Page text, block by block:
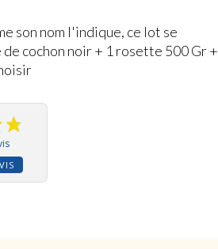
son nom l'indique, ce lot se
cochon noir + 1 rosette 500 Gr +